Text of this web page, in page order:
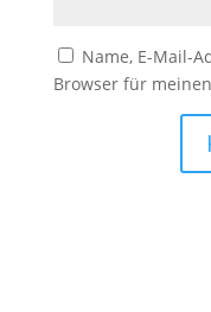
Name, E-Mail-
Browser für